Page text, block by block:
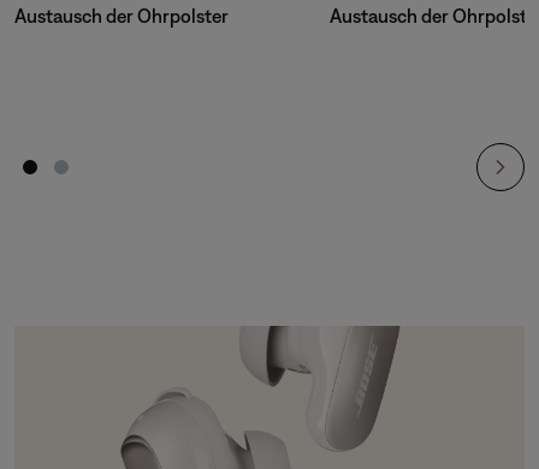
Austausch der Ohrpolster Austausch der